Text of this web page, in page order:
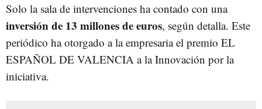
Solo la sala de intervenciones ha contado con una
inversión de 13 millones de euros, según detalla. Este
periódico ha otorgado a la empresaria el premio EL
ESPAÑOL DE VALENCIA a la Innovación por la
iniciativa.